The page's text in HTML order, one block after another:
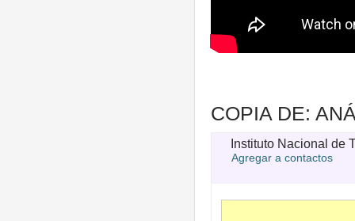
Instituto Nacional de
Agregar a contactos